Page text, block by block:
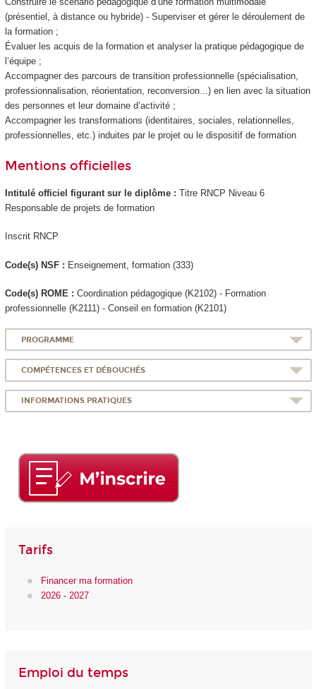
(présentiel, à distance ou hybride) - Superviser et gérer le déroulement de
la formation ;
Évaluer les acquis de la formation et analyser la pratique pédagogique de
l’équipe ;
Accompagner des parcours de transition professionnelle (spécialisation,
professionnalisation, réorientation, reconversion...) en lien avec la situation
des personnes et leur domaine d’activité ;
Accompagner les transformations (identitaires, sociales, relationnelles,
professionnelles, etc.) induites par le projet ou le dispositif de formation
Mentions officielles
Intitulé officiel figurant sur le diplôme : Titre RNCP Niveau 6
Responsable de projets de formation
Inscrit RNCP
Code(s) NSF : Enseignement, formation (333)
Code(s) ROME : Coordination pédagogique (K2102) - Formation
professionnelle (K2111) - Conseil en formation (K2101)
PROGRAMME
COMPÉTENCES ET DÉBOUCHÉS
INFORMATIONS PRATIQUES
Tarifs
Financer ma formation
2026 - 2027
Emploi du temps